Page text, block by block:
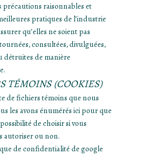
précautions raisonnables et
pratiques de l’industrie
qu’elles ne soient pas
consultées, divulguées,
détruites de manière
TÉMOINS (COOKIES)
de fichiers témoins que nous
les avons énumérés ici pour que
de choisir si vous
autoriser ou non.
de confidentialité de google